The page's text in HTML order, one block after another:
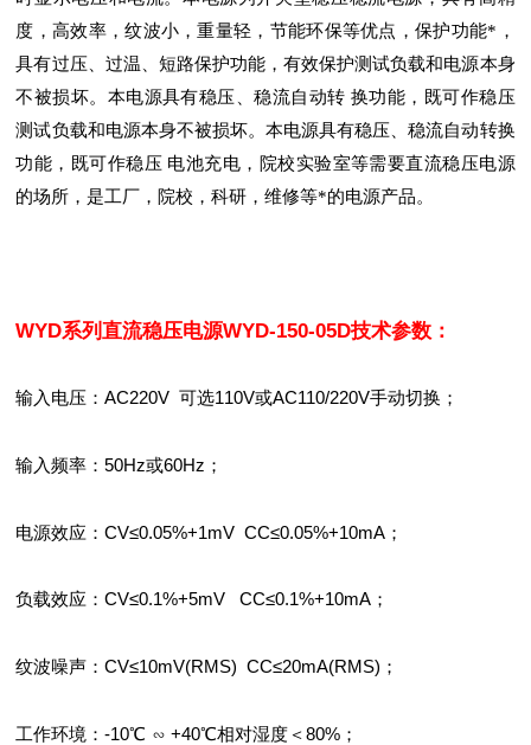
度，高效率，纹波小，重量轻，节能环保等优点，保护功能*，
具有过压、过温、短路保护功能，有效保护测试负载和电源本身
不被损坏。本电源具有稳压、稳流自动转 换功能，既可作稳压
测试负载和电源本身不被损坏。本电源具有稳压、稳流自动转换
功能，既可作稳压 电池充电，院校实验室等需要直流稳压电源
的场所，是工厂，院校，科研，维修等*的电源产品。
WYD系列直流稳压电源WYD-150-05D技术参数：
输入电压：AC220V 可选110V或AC110/220V手动切换；
输入频率：50Hz或60Hz；
电源效应：CV≤0.05%+1mV CC≤0.05%+10mA；
负载效应：CV≤0.1%+5mV CC≤0.1%+10mA；
纹波噪声：CV≤10mV(RMS) CC≤20mA(RMS)；
工作环境：-10℃ ∽ +40℃相对湿度＜80%；